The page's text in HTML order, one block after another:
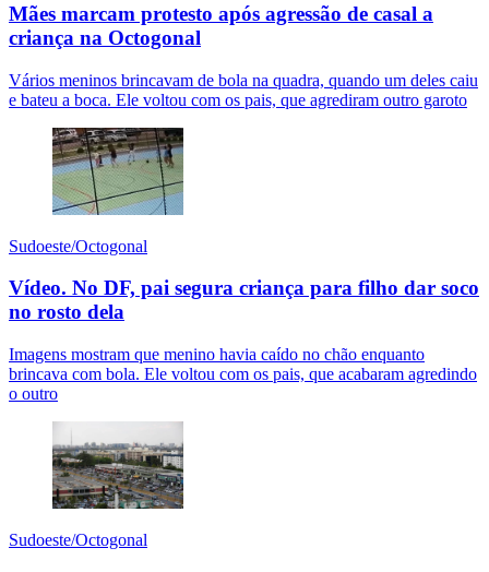
Mães marcam protesto após agressão de casal a
criança na Octogonal
Vários meninos brincavam de bola na quadra, quando um deles caiu
e bateu a boca. Ele voltou com os pais, que agrediram outro garoto
Sudoeste/Octogonal
Vídeo. No DF, pai segura criança para filho dar soco
no rosto dela
Imagens mostram que menino havia caído no chão enquanto
brincava com bola. Ele voltou com os pais, que acabaram agredindo
o outro
Sudoeste/Octogonal